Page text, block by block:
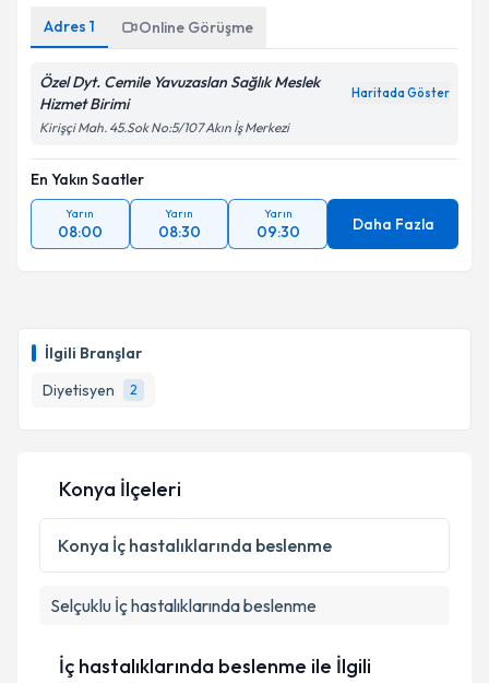
İlgili Branşlar
Diyetisyen
2
Adres 1 Online Görüşme
Özel Dyt. Cemile Yavuzaslan Sağlık Meslek
Hizmet Birimi
Haritada Göster
Kirişçi Mah. 45.Sok No:5/107 Akın İş Merkezi
En Yakın Saatler
Yarın
08:00
Yarın
08:30
Yarın
09:30 Daha Fazla
Konya İlçeleri
Konya İç hastalıklarında beslenme
Selçuklu İç hastalıklarında beslenme
İç hastalıklarında beslenme ile İlgili